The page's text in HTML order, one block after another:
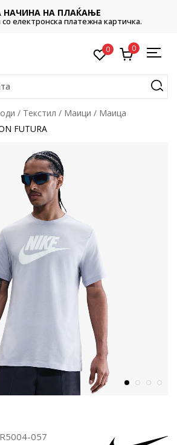
НАЧИНА НА ПЛАЌАЊЕ
електронска платежна картичка.
0 0
Текстил Маици
Маица
FUTURA
057